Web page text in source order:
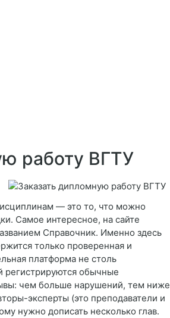
работу ВГТУ
— это то, что можно
Самое интересное, на сайте
Справочник. Именно здесь
только проверенная и
платформа не столь
регистрируются обычные
чем больше нарушений, тем ниже
эксперты (это преподаватели и
нужно дописать несколько глав.